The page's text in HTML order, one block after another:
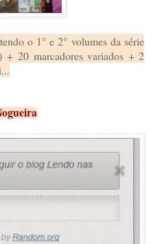
o 1° e 2° volumes da série
+ 20 marcadores variados + 2